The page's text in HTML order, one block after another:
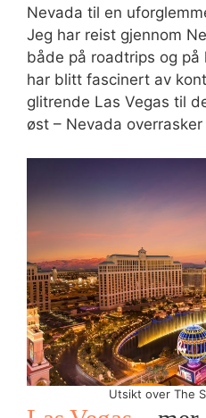
Nevada til en
Jeg har reist gjennom
både på roadtrips og på
har blitt fascinert av
glitrende Las Vegas til
øst – Nevada
Utsikt over The